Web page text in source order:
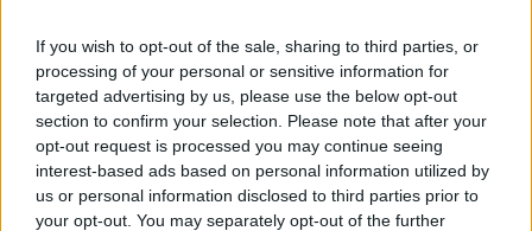
If you wish to opt-out of the sale, sharing to third parties, or
processing of your personal or sensitive information for
targeted advertising by us, please use the below opt-out
section to confirm your selection. Please note that after your
opt-out request is processed you may continue seeing
interest-based ads based on personal information utilized by
us or personal information disclosed to third parties prior to
your opt-out. You may separately opt-out of the further